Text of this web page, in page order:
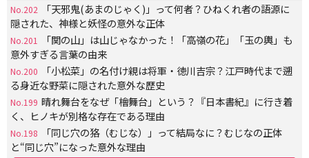
No.202
「天邪鬼(あまのじゃく)」って何者？ひねくれ者の語源に
隠された、神様と妖怪の意外な正体
No.201
「関の山」は山じゃなかった！「高嶺の花」「玉の輿」も
意外すぎる言葉の由来
No.200
「小松菜」の名付け親は将軍・徳川吉宗？江戸時代まで遡
る身近な野菜に隠された意外な歴史
No.199 晴れ舞台をなぜ「檜舞台」という？『日本書紀』に行き着
く、ヒノキが別格な存在である理由
No.198
「同じ穴の狢（むじな）」って結局なに？むじなの正体
と“同じ穴”になった意外な理由